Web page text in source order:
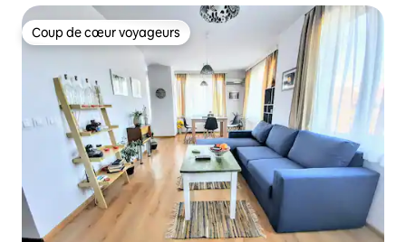
Coup de cœur voyageurs
Coup de cœur voyageurs